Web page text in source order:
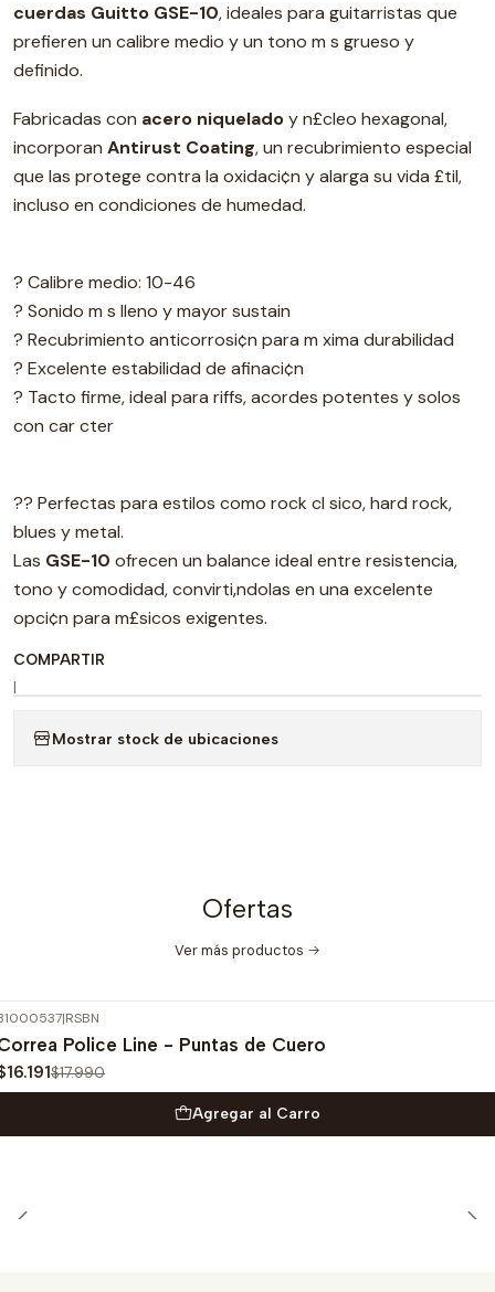
cuerdas Guitto GSE-10, ideales para guitarristas que
prefieren un calibre medio y un tono m s grueso y
definido.
Fabricadas con acero niqueladoy n£cleo hexagonal,
incorporan Antirust Coating, un recubrimiento especial
que las protege contra la oxidaci¢n y alarga su vida £til,
incluso en condiciones de humedad.
? Calibre medio: 10-46
? Sonido m s lleno y mayor sustain
? Recubrimiento anticorrosi¢n para m xima durabilidad
? Excelente estabilidad de afinaci¢n
? Tacto firme, ideal para riffs, acordes potentes y solos
con car cter
?? Perfectas para estilos como rock cl sico, hard rock,
blues y metal.
Las GSE-10 ofrecen un balance ideal entre resistencia,
tono y comodidad, convirti‚ndolas en una excelente
opci¢n para m£sicos exigentes.
COMPARTIR
|
Mostrar stock de ubicaciones
Ofertas
Ver más productos
OFF
|RSBN
Police Line - Puntas de Cuero
$17.990
Agregar al Carro